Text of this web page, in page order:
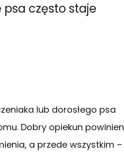
często staje
lub dorosłego psa
Dobry opiekun powinien
a przede wszystkim –